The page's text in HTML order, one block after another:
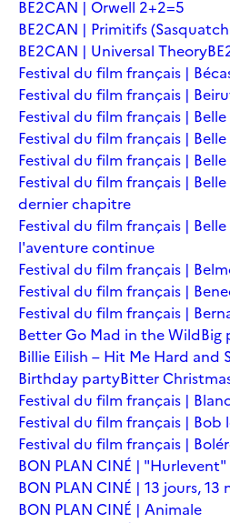
BE2CAN | Orwell 2+2=5
BE2CAN | Primitifs
BE2CAN | Universal Theory
Festival du film français |
Festival du film français |
Festival du film français |
Festival du film français |
Festival du film français |
Festival du film français |
dernier chapitre
Festival du film français |
l'aventure continue
Festival du film français |
Festival du film français |
Festival du film français |
Better Go Mad in the WildBig
Billie Eilish – Hit Me Hard and
Birthday partyBitter
Festival du film français |
Festival du film français | Bob
Festival du film français |
BON PLAN CINÉ | "Hurlevent"
BON PLAN CINÉ | 13 jours, 13
BON PLAN CINÉ | Animale